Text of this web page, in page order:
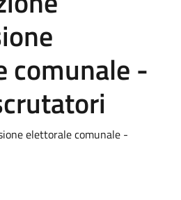
comunale -
elettorale comunale -